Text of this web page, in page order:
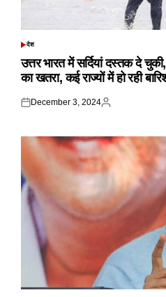
POSTED
देश
उत्तर भारत में सर्दियां दस्तक दे
का खतरा, कई राज्यों में हो रही
Posted
December 3, 2024
Posted